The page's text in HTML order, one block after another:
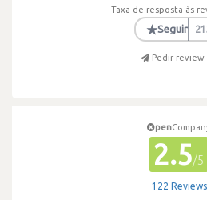
Taxa de resposta às
★Seguir
Pedir review
pen
2.5/5
122 Reviews